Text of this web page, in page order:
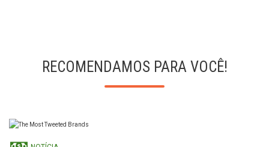
RECOMENDAMOS PARA VOCÊ!